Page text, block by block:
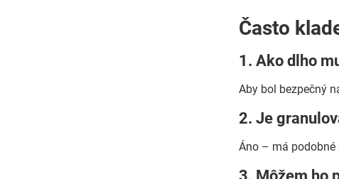
Často
1. Ako dlho
Aby bol bezpečný
2. Je
Áno – má podobné